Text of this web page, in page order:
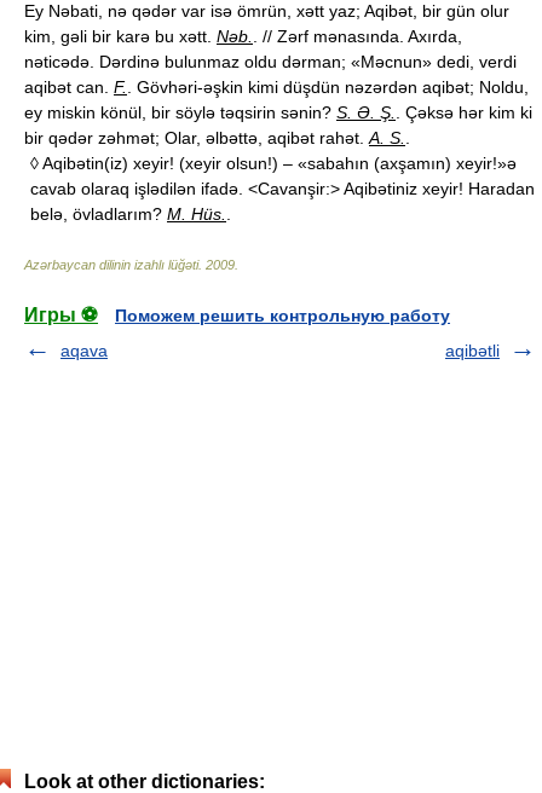
Ey Nəbati, nə qədər var isə ömrün, xətt yaz; Aqibət, bir gün olur
kim, gəli bir karə bu xətt. Nəb.
. // Zərf mənasında. Axırda,
nəticədə. Dərdinə bulunmaz oldu dərman; «Məcnun» dedi, verdi
aqibət can. F. . Gövhəri-əşkin kimi düşdün nəzərdən aqibət; Noldu,
ey miskin könül, bir söylə təqsirin sənin? S. Ə. Ş.
. Çəksə hər kim ki
bir qədər zəhmət; Olar, əlbəttə, aqibət rahət. A. S.
◊ Aqibətin(iz) xeyir! (xeyir olsun!) – «sabahın (axşamın) xeyir!»ə
cavab olaraq işlədilən ifadə. <Cavanşir:> Aqibətiniz xeyir! Haradan
belə, övladlarım? M. Hüs.
Azərbaycan dilinin izahlı lüğəti. 2009
Игры ⚽
Поможем решить контрольную работу
aqava
aqibətli
Look at other dictionaries: